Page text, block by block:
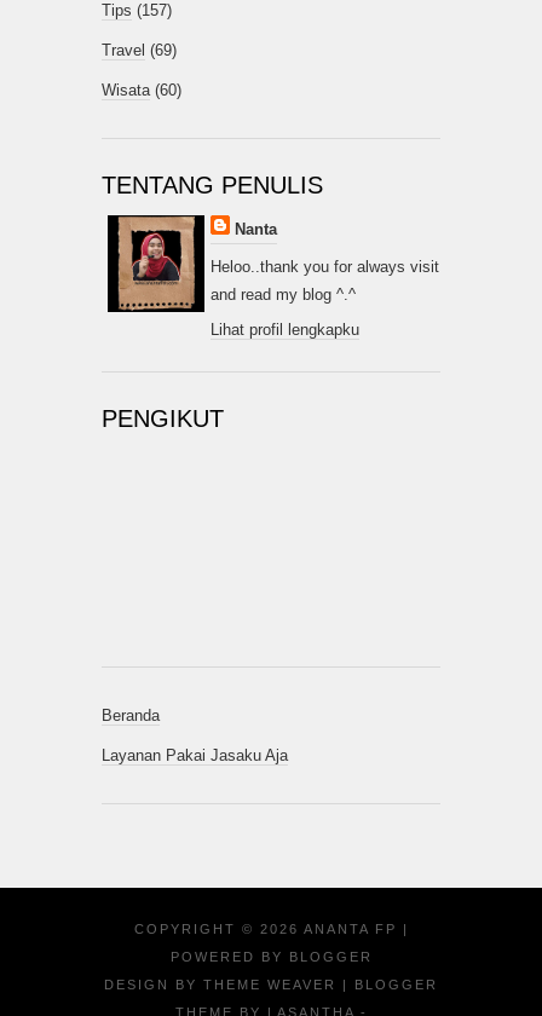
Tips (157)
Travel (69)
Wisata (60)
TENTANG PENULIS
Nanta
Heloo..thank you for always visit
and read my blog ^.^
Lihat profil lengkapku
PENGIKUT
Beranda
Layanan Pakai Jasaku Aja
COPYRIGHT © 2026 ANANTA FP
POWERED BY
BLOGGER
DESIGN BY THEME WEAVER
| BLOGGER
THEME BY
LASANTHA -